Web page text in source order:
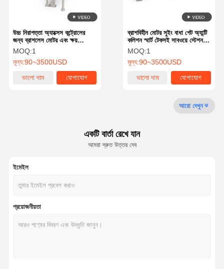
পণ্য কারখানা পরিদর্শন
গুণমান নিয়ন্ত্রণ
আমাদের সাথে
যোগাযোগ
খবর মামলা
সম্পূর্ণ উচ্চতার টার্নস্টাইল
ব্রাশবিহীন মোটর সুইং বাধা গেট অ্যান্টি
কলিশন স্মার্ট টেকসই সাবওয়ে স্টেশন
136
MOQ:1
মূল্য:90~3500USD
ভালো দাম
যোগাযোগ
উচ্চ নিরাপত্তা অ্যাক্সেস কন্ট্রোলের
জন্য ব্রাশলেস মোটর এবং ক্ষয়
প্রতিরোধী 304 স্টেইনলেস স্টিলের
সাথে স্বয়ংক্রিয় ফুল হাইট টার্নস্টাইল
MOQ:1
মূল্য:90~3500USD
ভালো দাম
যোগাযোগ
আরো দেখুন
একটি বার্তা রেখে যান
আমরা দ্রুত উত্তর দেব
ইমেইল
প্রয়োজনীয়তা